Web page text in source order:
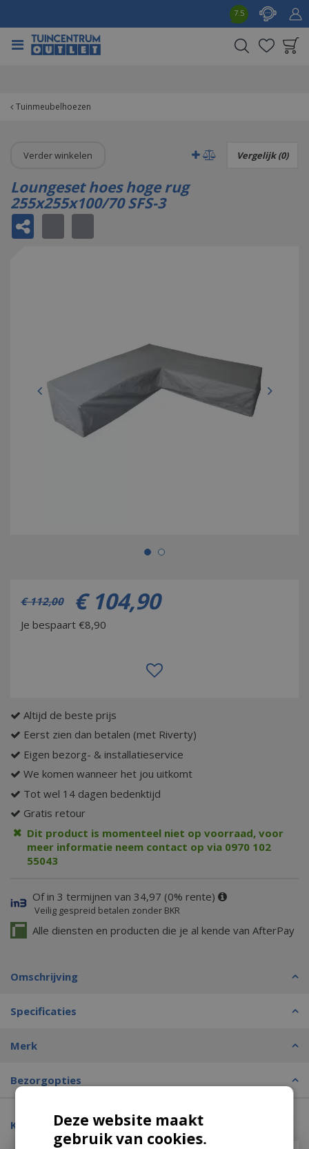
Tuinmeubelhoezen
7.5
Verder winkelen Vergelijk (0)
Loungeset hoes hoge rug
255x255x100/70 SFS-3
€ 112,00 € 104,90
Je bespaart €8,90
Altijd de beste prijs
Eerst zien dan betalen (met Riverty)
Eigen bezorg- & installatieservice
We komen wanneer het jou uitkomt
Tot wel 14 dagen bedenktijd
Gratis retour
Dit product is momenteel niet op voorraad, voor
meer informatie neem contact op via 0970 102
55043
Of in 3 termijnen van 34,97 (0% rente)
Veilig gespreid betalen zonder BKR
Alle diensten en producten die je al kende van AfterPay
Omschrijving
Specificaties
Merk
Bezorgopties
Kijk ook eens naar:
Deze website maakt
gebruik van cookies.